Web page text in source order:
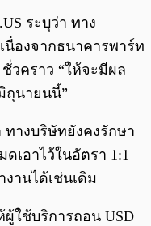
ระบุว่า ทาง
นื่องจากธนาคารพาร์ท
วคราว “ให้จะมีผล
ถุนายนนี้”
ทางบริษัทยังคงรักษา
เอาไว้ในอัตรา 1:1
านได้เช่นเดิม
ผู้ใช้บริการถอน USD